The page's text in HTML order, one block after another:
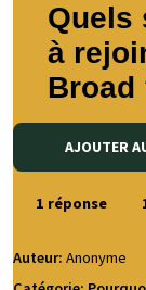
Quels
à
Broad
AJOUTER
1 réponse
Auteur: Anonyme